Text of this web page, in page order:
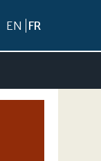
EN FR